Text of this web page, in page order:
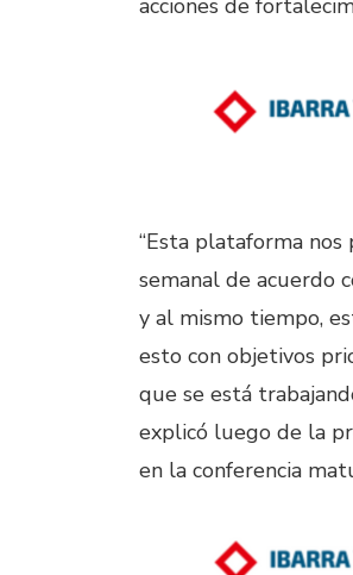
“Esta plataforma nos
semanal de acuerdo
y al mismo tiempo,
esto con objetivos
que se está
explicó luego de la
en la conferencia